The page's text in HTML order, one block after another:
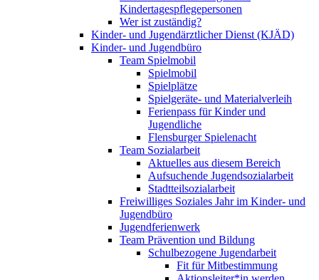
Kindertagespflegepersonen
Wer ist zuständig?
Kinder- und Jugendärztlicher Dienst (KJÄD)
Kinder- und Jugendbüro
Team Spielmobil
Spielmobil
Spielplätze
Spielgeräte- und Materialverleih
Ferienpass für Kinder und
Jugendliche
Flensburger Spielenacht
Team Sozialarbeit
Aktuelles aus diesem Bereich
Aufsuchende Jugendsozialarbeit
Stadtteilsozialarbeit
Freiwilliges Soziales Jahr im Kinder- und
Jugendbüro
Jugendferienwerk
Team Prävention und Bildung
Schulbezogene Jugendarbeit
Fit für Mitbestimmung